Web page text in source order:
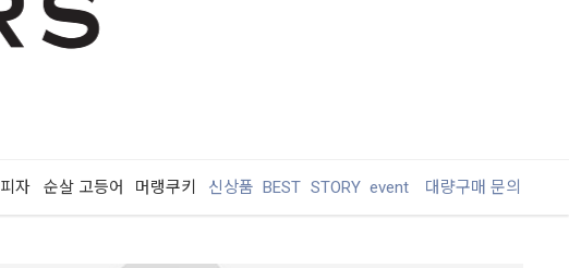
자 순살 고등어 머랭쿠키 신상품 BEST STORY event 대량구매 문의